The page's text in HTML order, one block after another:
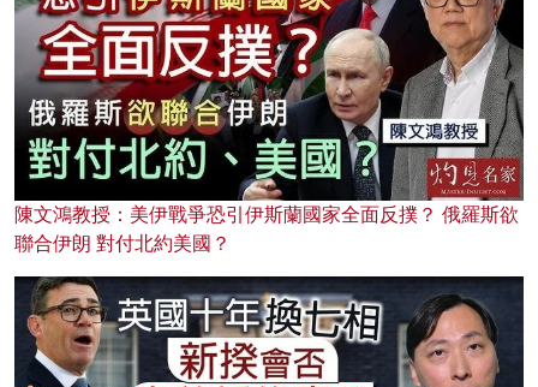
陳文鴻教授：美伊戰爭恐引伊斯蘭國家全面反撲？ 俄羅斯欲
聯合伊朗 對付北約美國？